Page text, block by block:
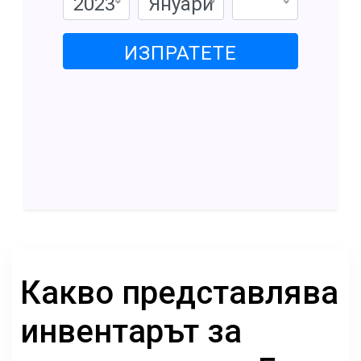
ИЗПРАТЕТЕ
Какво представлява
инвентарът за